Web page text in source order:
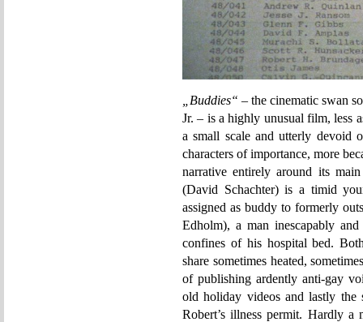
„Buddies“ – the cinematic swan
Jr. – is a highly unusual film, less
a small scale and utterly devoid
characters of importance, more
narrative entirely around its
(David Schachter) is a timid
assigned as buddy to formerly
Edholm), a man inescapably
confines of his hospital bed.
share sometimes heated,
of publishing ardently anti-gay
old holiday videos and lastly the
Robert’s illness permit. Hardly a